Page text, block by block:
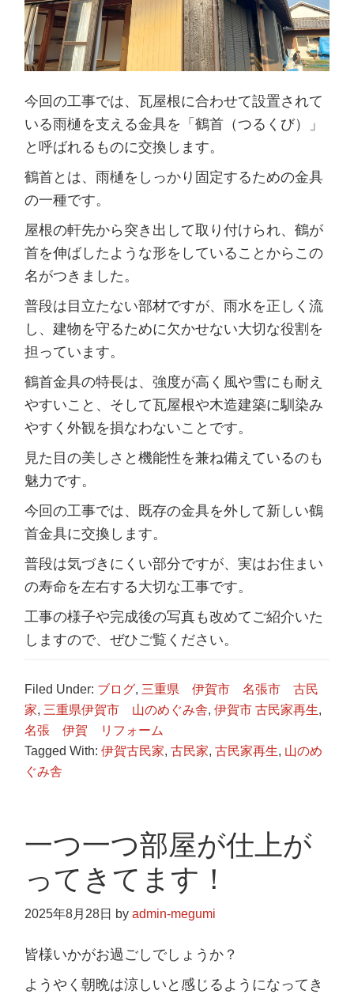
今回の工事では、瓦屋根に合わせて設置されて
いる雨樋を支える金具を「鶴首（つるくび）」
と呼ばれるものに交換します。
鶴首とは、雨樋をしっかり固定するための金具
の一種です。
屋根の軒先から突き出して取り付けられ、鶴が
首を伸ばしたような形をしていることからこの
名がつきました。
普段は目立たない部材ですが、雨水を正しく流
し、建物を守るために欠かせない大切な役割を
担っています。
鶴首金具の特長は、強度が高く風や雪にも耐え
やすいこと、そして瓦屋根や木造建築に馴染み
やすく外観を損なわないことです。
見た目の美しさと機能性を兼ね備えているのも
魅力です。
今回の工事では、既存の金具を外して新しい鶴
首金具に交換します。
普段は気づきにくい部分ですが、実はお住まい
の寿命を左右する大切な工事です。
工事の様子や完成後の写真も改めてご紹介いた
しますので、ぜひご覧ください。
Filed Under: ブログ, 三重県 伊賀市 名張市 古民
家, 三重県伊賀市 山のめぐみ舎,伊賀市 古民家再生,
名張 伊賀 リフォーム
Tagged With:伊賀古民家,古民家,古民家再生, 山のめ
ぐみ舎
一つ一つ部屋が仕上が
ってきてます！
2025年8月28日 byadmin-megumi
皆様いかがお過ごしでしょうか？
ようやく朝晩は涼しいと感じるようになってき